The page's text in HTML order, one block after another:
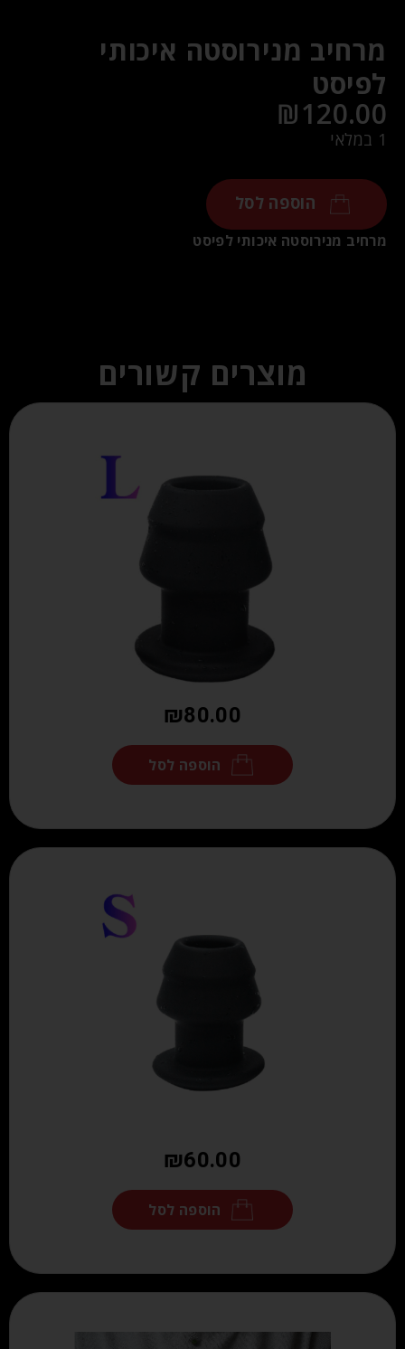
מרחיב מנירוסטה איכותי
לפיסט
₪120.00
1 במלאי
הוספה לסל
מרחיב מנירוסטה איכותי לפיסט
מוצרים קשורים
₪80.00
הוספה לסל
₪60.00
הוספה לסל